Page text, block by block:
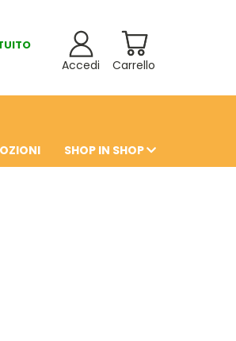
Carrello
Accedi
SHOP IN SHOP